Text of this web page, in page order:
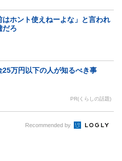
はホント使えねーよな」と言われ
ろ
25万円以下の人が知るべき事
PR(くらしの話題)
Recommended by